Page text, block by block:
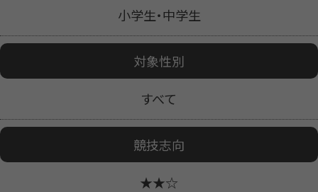
小学生・中学生
対象性別
すべて
競技志向
★★☆